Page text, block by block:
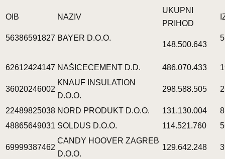
OIB
56386591827
NAZIV
BAYER D.O.O.
UKUPNI
PRIHOD
148.500.643
62612424147 NAŠICECEMENT D.D. 486.070.433
36020246002
KNAUF INSULATION
D.O.O.
298.588.505
22489825038 NORD PRODUKT D.O.O. 131.130.004
48865649031 SOLDUS D.O.O. 114.521.760
69999387462
CANDY HOOVER ZAGREB
D.O.O.
129.642.248